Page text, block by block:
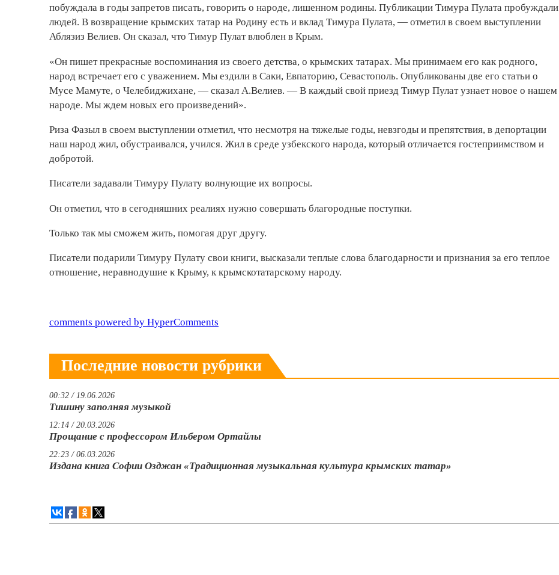
побуждала в годы запретов писать, говорить о народе, лишенном родины. Публикации Тимура Пулата пробуждали
людей. В возвращение крымских татар на Родину есть и вклад Тимура Пулата, — отметил в своем выступлении
Аблязиз Велиев. Он сказал, что Тимур Пулат влюблен в Крым.
«Он пишет прекрасные воспоминания из своего детства, о крымских татарах. Мы принимаем его как родного,
народ встречает его с уважением. Мы ездили в Саки, Евпаторию, Севастополь. Опубликованы две его статьи о
Мусе Мамуте, о Челебиджихане, — сказал А.Велиев. — В каждый свой приезд Тимур Пулат узнает новое о нашем
народе. Мы ждем новых его произведений».
Риза Фазыл в своем выступлении отметил, что несмотря на тяжелые годы, невзгоды и препятствия, в депортации
наш народ жил, обустраивался, учился. Жил в среде узбекского народа, который отличается гостеприимством и
добротой.
Писатели задавали Тимуру Пулату волнующие их вопросы.
Он отметил, что в сегодняшних реалиях нужно совершать благородные поступки.
Только так мы сможем жить, помогая друг другу.
Писатели подарили Тимуру Пулату свои книги, высказали теплые слова благодарности и признания за его теплое
отношение, неравнодушие к Крыму, к крымскотатарскому народу.
comments powered by HyperComments
Последние новости рубрики
00:32 / 19.06.2026
Тишину заполняя музыкой
12:14 / 20.03.2026
Прощание с профессором Ильбером Ортайлы
22:23 / 06.03.2026
Издана книга Софии Озджан «Традиционная музыкальная культура крымских татар»